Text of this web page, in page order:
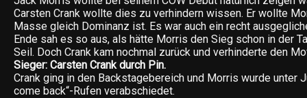
Carsten Crank wollte dies zu verhindern wissen. Er wollte
Masse gleich Dominanz ist. Es war auch ein recht
Ende sah es so aus, als hätte Morris den Sieg schon in der
Seil. Doch Crank kam nochmal zurück und verhinderte den
Sieger: Carsten Crank durch Pin.
Crank ging in den Backstagebereich und Morris wurde unter
come back“-Rufen verabschiedet.